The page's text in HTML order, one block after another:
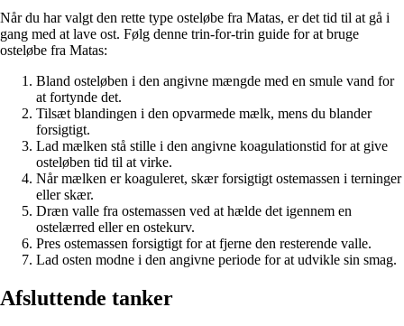
Når du har valgt den rette type osteløbe fra Matas, er det tid til at gå i
gang med at lave ost. Følg denne trin-for-trin guide for at bruge
osteløbe fra Matas:
Bland osteløben i den angivne mængde med en smule vand for
at fortynde det.
Tilsæt blandingen i den opvarmede mælk, mens du blander
forsigtigt.
Lad mælken stå stille i den angivne koagulationstid for at give
osteløben tid til at virke.
Når mælken er koaguleret, skær forsigtigt ostemassen i terninger
eller skær.
Dræn valle fra ostemassen ved at hælde det igennem en
ostelærred eller en ostekurv.
Pres ostemassen forsigtigt for at fjerne den resterende valle.
Lad osten modne i den angivne periode for at udvikle sin smag.
Afsluttende tanker